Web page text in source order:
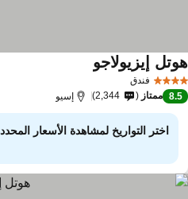
فندق
إيزيولاجومشاهدة الأسعار
8.5 ممتاز 2,344 إسيو
اختر التواريخ لمشاهدة الأسعار المحددة